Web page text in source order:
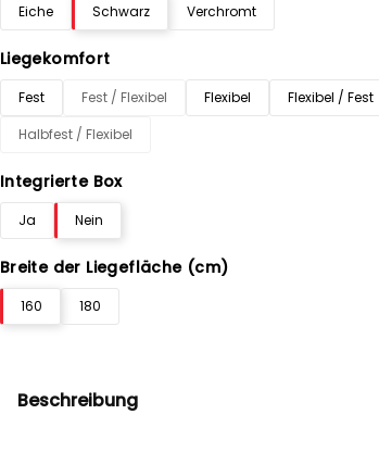
Eiche Schwarz Verchromt
Liegekomfort
Fest Fest / Flexibel Flexibel Flexibel / Fest
Halbfest / Flexibel
Integrierte Box
Ja Nein
Breite der Liegefläche (cm)
160 180
Beschreibung